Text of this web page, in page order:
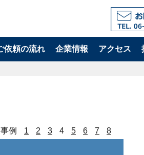
依頼の流れ 企業情報 アクセス
事例 1 2 3 4 5 6 7 8